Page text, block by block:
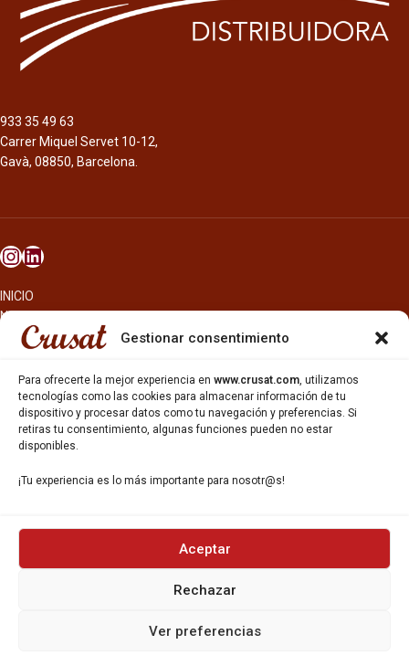
Gestionar consentimiento
Para ofrecerte la mejor experiencia en www.crusat.com, utilizamos
tecnologías como las cookies para almacenar información de tu
dispositivo y procesar datos como tu navegación y preferencias. Si
retiras tu consentimiento, algunas funciones pueden no estar
disponibles.
¡Tu experiencia es lo más importante para nosotr@s!
Aceptar
Rechazar
Ver preferencias
933 35 49 63
Carrer Miquel Servet 10-12,
Gavà, 08850, Barcelona.
INICIO
NOSOTROS
CERVEZAS
OTROS PRODUCTOS
REPARTO EN BARCELONA
HOSTELERÍA Y PEQUEÑA ALIMENTACIÓN
CARTAS DE CERVEZAS Y VINO
CATAS Y FORMACIONES
SERVICIO TÉCNICO
GESTIÓN DE
Política de Privacidad |Aviso Legal|Política de Cookies